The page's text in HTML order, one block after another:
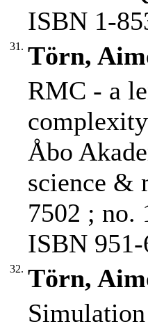
ISBN 1-
31. Törn,
RMC - a
Åbo
science &
7502 ; no.
ISBN
32. Törn,